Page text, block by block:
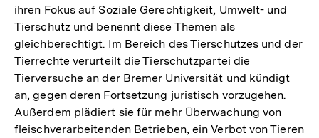
ihren Fokus auf Soziale Gerechtigkeit, Umwelt- und
Tierschutz und benennt diese Themen als
gleichberechtigt. Im Bereich des Tierschutzes und der
Tierrechte verurteilt die Tierschutzpartei die
Tierversuche an der Bremer Universität und kündigt
an, gegen deren Fortsetzung juristisch vorzugehen.
Außerdem plädiert sie für mehr Überwachung von
fleischverarbeitenden Betrieben, ein Verbot von Tieren